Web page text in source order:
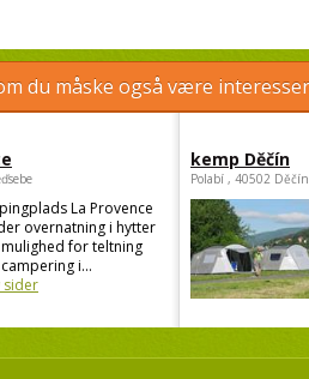
du måske også være
La Provence
overnatning i hytter
for teltning
i...
sider
kemp Děčín
Polabí , 40502 Děčín